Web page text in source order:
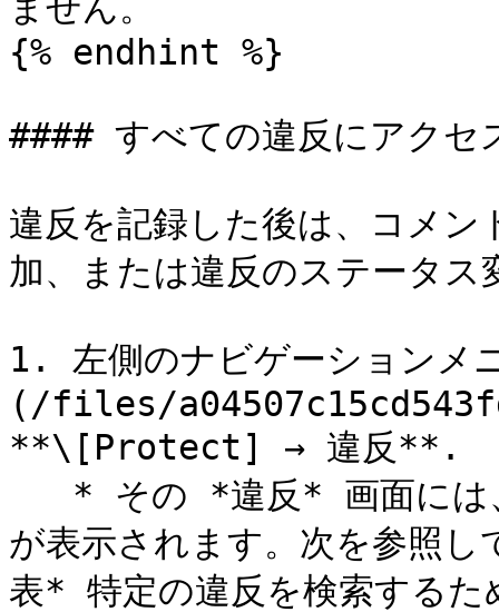
{% endhint %}
#### すべての違反にアクセ
違反を記録した後は、コメ
加、または違反のステータス
1. 左側のナビゲーション
(/files/
**\[Protect] → 違反**.
が表示されます。次を参照
表* 特定の違反を検索するた